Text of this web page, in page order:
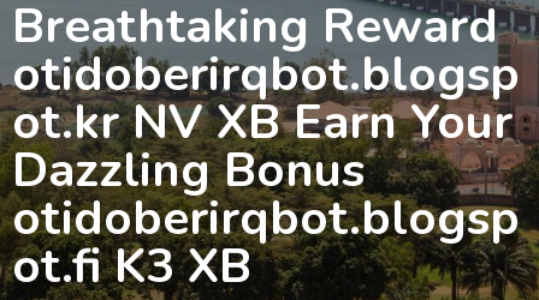
Breathtaking Reward
otidoberirqbot.blogsp
ot.kr NV XB Earn Your
Dazzling Bonus
otidoberirqbot.blogsp
ot.fi K3 XB